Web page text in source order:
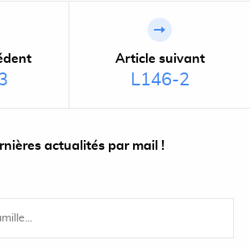
Article suivant
L146-2
actualités par mail !